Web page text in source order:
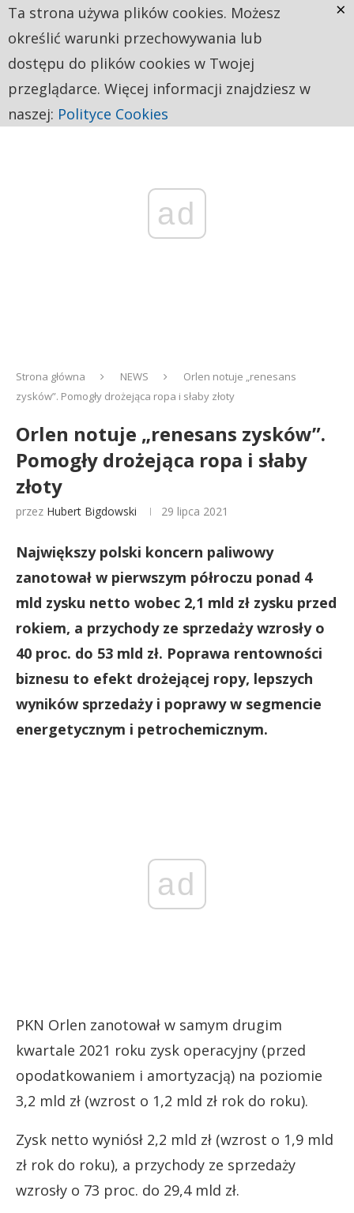
ad
Strona główna NEWS
Orlen notuje „renesans
zysków”. Pomogły drożejąca ropa i słaby złoty
Orlen notuje „renesans zysków”.
Pomogły drożejąca ropa i słaby
złoty
przez Hubert Bigdowski 29 lipca 2021
Największy polski koncern paliwowy
zanotował w pierwszym półroczu ponad 4
mld zysku netto wobec 2,1 mld zł zysku przed
rokiem, a przychody ze sprzedaży wzrosły o
40 proc. do 53 mld zł. Poprawa rentowności
biznesu to efekt drożejącej ropy, lepszych
wyników sprzedaży i poprawy w segmencie
energetycznym i petrochemicznym.
ad
PKN Orlen zanotował w samym drugim
kwartale 2021 roku zysk operacyjny (przed
opodatkowaniem i amortyzacją) na poziomie
3,2 mld zł (wzrost o 1,2 mld zł rok do roku).
Zysk netto wyniósł 2,2 mld zł (wzrost o 1,9 mld
zł rok do roku), a przychody ze sprzedaży
wzrosły o 73 proc. do 29,4 mld zł.
Ta strona używa plików cookies. Możesz
określić warunki przechowywania lub
dostępu do plików cookies w Twojej
przeglądarce. Więcej informacji znajdziesz w
naszej: Polityce Cookies
×